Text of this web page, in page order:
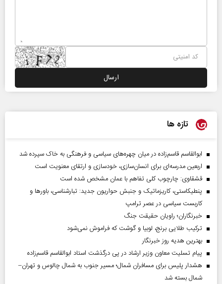
تازه ها
ابوالقاسم قاسم‌زاده در میان چهره‌های سیاسی و فرهنگی به خاک سپرده شد
اربعین مدرسه‌ای برای انسان‌سازی، خودسازی و ارتقای معنویت است
قشقاوی: چارچوب کلی تفاهم با عمان مشخص شده است
پنطیکاستی، کاریزماتیک و جنبش حواریون جدید: تبارشناسی، باور‌ها و
کاربست سیاسی در عصر ترامپ
خبرنگاران؛ راویان حقیقت جنگ
ترکیب طلایی برنج، لوبیا و گوشت که فراموش نمی‌شود
بهترین هدیه روز خبرنگار
پیام تسلیت معاون وزیر ارشاد در پی درگذشت استاد ابوالقاسم قاسم‌زاده
هشدار پلیس برای مسافران شمال؛ مسیر جنوب به شمال چالوس و تهران–
شمال بسته شد